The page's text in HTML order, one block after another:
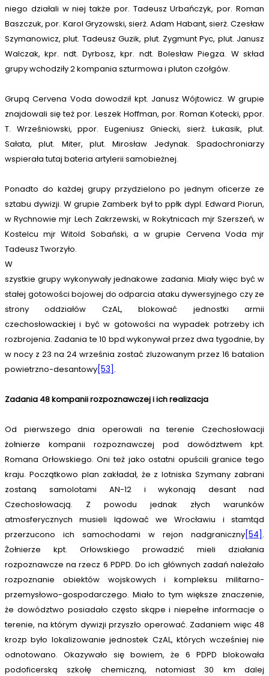
niego działali w niej także por. Tadeusz Urbańczyk, por. Roman
Baszczuk, por. Karol Gryzowski, sierż. Adam Habant, sierż. Czesław
Szymanowicz, plut. Tadeusz Guzik, plut. Zygmunt Pyc, plut. Janusz
Walczak, kpr. ndt. Dyrbosz, kpr. ndt. Bolesław Piegza. W skład
grupy wchodziły 2 kompania szturmowa i pluton czołgów.
Grupą Cervena Voda dowodził kpt. Janusz Wójtowicz. W grupie
znajdowali się też por. Leszek Hoffman, por. Roman Kotecki, ppor.
T. Wrześniowski, ppor. Eugeniusz Gniecki, sierż. Łukasik, plut.
Sałata, plut. Miter, plut. Mirosław Jedynak. Spadochroniarzy
wspierała tutaj bateria artylerii samobieżnej.
Ponadto do każdej grupy przydzielono po jednym oficerze ze
sztabu dywizji. W grupie Zamberk był to ppłk dypl. Edward Piorun,
w Rychnowie mjr Lech Zakrzewski, w Rokytnicach mjr Szerszeń, w
Kostelcu mjr Witold Sobański, a w grupie Cervena Voda mjr
Tadeusz Tworzyło.
W
szystkie grupy wykonywały jednakowe zadania. Miały więc być w
stałej gotowości bojowej do odparcia ataku dywersyjnego czy ze
strony oddziałów CzAL, blokować jednostki armii
czechosłowackiej i być w gotowości na wypadek potrzeby ich
rozbrojenia. Zadania te 10 bpd wykonywał przez dwa tygodnie, by
w nocy z 23 na 24 września zostać zluzowanym przez 16 batalion
powietrzno-desantowy[53] .
Zadania 48 kompanii rozpoznawczej i ich realizacja
Od pierwszego dnia operowali na terenie Czechosłowacji
żołnierze kompanii rozpoznawczej pod dowództwem kpt.
Romana Orłowskiego. Oni też jako ostatni opuścili granice tego
kraju. Początkowo plan zakładał, że z lotniska Szymany zabrani
zostaną samolotami AN-12 i wykonają desant nad
Czechosłowacją. Z powodu jednak złych warunków
atmosferycznych musieli lądować we Wrocławiu i stamtąd
przerzucono ich samochodami w rejon nadgraniczny[54] .
Żołnierze kpt. Orłowskiego prowadzić mieli działania
rozpoznawcze na rzecz 6 PDPD. Do ich głównych zadań należało
rozpoznanie obiektów wojskowych i kompleksu militarno-
przemysłowo-gospodarczego. Miało to tym większe znaczenie,
że dowództwo posiadało często skąpe i niepełne informacje o
terenie, na którym dywizji przyszło operować. Zadaniem więc 48
krozp było lokalizowanie jednostek CzAL, których wcześniej nie
odnotowano. Okazywało się bowiem, że 6 PDPD blokowała
podoficerską szkołę chemiczną, natomiast 30 km dalej